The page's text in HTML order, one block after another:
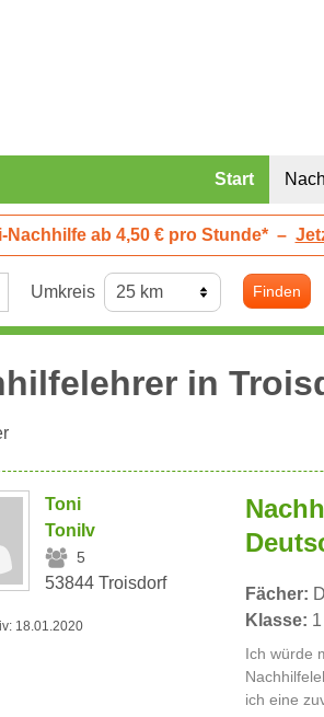
Start
Nachhilfe ab 4,50 € pro Stunde* –
Umkreis Finden
in
Toni
ToniIv
5
53844 Troisdorf
18.01.2020
Fächer:
Klasse:
Ich würde
ich eine